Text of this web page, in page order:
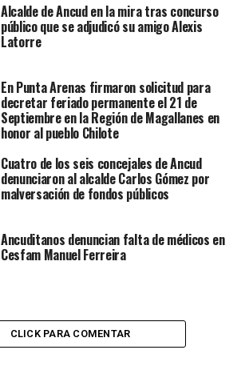
Alcalde de Ancud en la mira tras concurso
público que se adjudicó su amigo Alexis
Latorre
En Punta Arenas firmaron solicitud para
decretar feriado permanente el 21 de
Septiembre en la Región de Magallanes en
honor al pueblo Chilote
Cuatro de los seis concejales de Ancud
denunciaron al alcalde Carlos Gómez por
malversación de fondos públicos
Ancuditanos denuncian falta de médicos en
Cesfam Manuel Ferreira
CLICK PARA COMENTAR